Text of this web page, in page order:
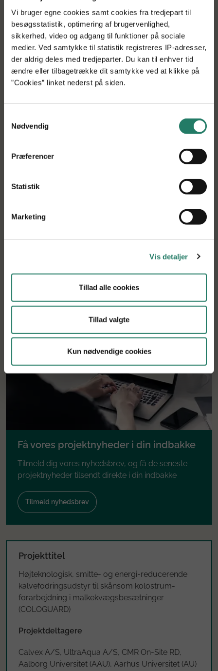
Vi bruger egne cookies samt cookies fra tredjepart til
besøgsstatistik, optimering af brugervenlighed,
sikkerhed, video og adgang til funktioner på sociale
medier. Ved samtykke til statistik registreres IP-adresser,
der aldrig deles med tredjeparter. Du kan til enhver tid
ændre eller tilbagetrække dit samtykke ved at klikke på
”Cookies” linket nederst på siden.
Nødvendig
Præferencer
Statistik
Marketing
Vis detaljer
Tillad alle cookies
Tillad valgte
Kun nødvendige cookies
Overførsel af sygdomsfremkaldende vira og bakterier via
kolostrum er ikke noget voldsomt problem i dansk
kvægbrug, men COLOGUARD spås stor succes på det
internationale marked. Det nye system forventes at kunne
reducere smitterisikoen via råmælken markant, samtidig
med at forarbejdningstiden kan reduceres med 40-50
procent og energiforbruget med 8-13 procent. Samtidig
livsvigtige antistoffer i råmælken:
”Vi mener at eksportpotentialet for COLOGUARD er stort,
da systemet vil imødekomme eksisterende behov og
ønsker til råmælksmanagement på en række vigtige
udenlandske markeder såsom Kina og USA. Alle
er interesserede i sunde og trivelige kalve, da de er
grundlaget for næste generation af produktionsdyr”,
Få vores projektnyheder i din indbakke
Tilmeld dig vores nyhedsbrev, og få de seneste
projektnyheder tilsendt direkte i din indbakke
Tilmeld nyhedsbrev
Projekttitel
Højteknologisk, smitte- og energi-reducerende
kalvefodringsudstyr til skånsom kolostrum-
forarbejdning i malkekvægsbesætninger
(COLOGUARD)
Projektdeltagere
Calvex A/S, UltraAqua A/S, CMR On-Site RD,
Aalborg Universitet (AAU), Aarhus Universitet (AU)